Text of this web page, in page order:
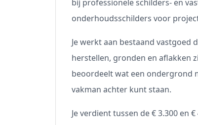
bij professionele schilders- en
onderhoudsschilders voor
Je werkt aan bestaand vastgoed
herstellen, gronden en aflakken
beoordeelt wat een ondergrond
vakman achter kunt staan.
Je verdient tussen de € 3.300 en